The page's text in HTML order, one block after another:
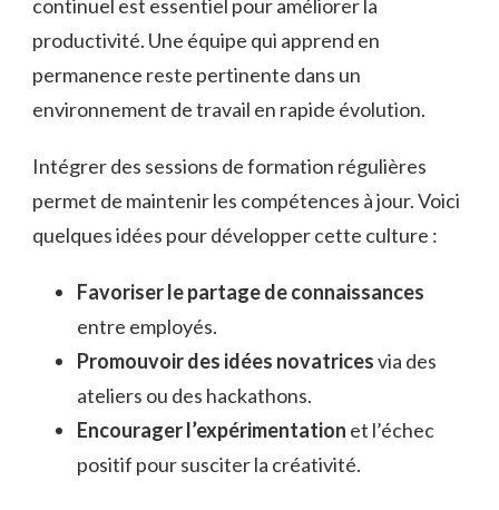
continuel est essentiel pour améliorer la
productivité. Une équipe qui apprend en
permanence reste pertinente dans un
environnement de travail en rapide évolution.
Intégrer des sessions de formation régulières
permet de maintenir les compétences à jour. Voici
quelques idées pour développer cette culture :
Favoriser le partage de connaissances
entre employés.
Promouvoir des idées novatricesvia des
ateliers ou des hackathons.
Encourager l’expérimentation et l’échec
positif pour susciter la créativité.